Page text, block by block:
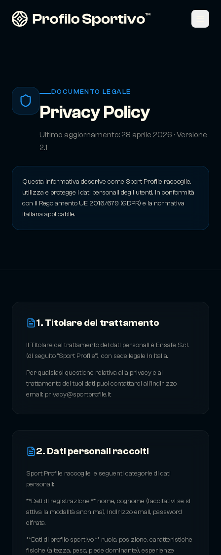
Recensioni
DOCUMENTO LEGALE
Privacy Policy
Ultimo aggiornamento: 28 aprile 2026 · Versione
2.1
Questa informativa descrive come Sport Profile raccoglie,
utilizza e protegge i dati personali degli utenti, in conformità
con il Regolamento UE 2016/679 (GDPR) e la normativa
italiana applicabile.
1. Titolare del trattamento
Il Titolare del trattamento dei dati personali è Ensafe S.r.l.
(di seguito "Sport Profile"), con sede legale in Italia.
Per qualsiasi questione relativa alla privacy e al
trattamento dei tuoi dati puoi contattarci all'indirizzo
email: privacy@sportprofile.it
2. Dati personali raccolti
Sport Profile raccoglie le seguenti categorie di dati
personali:
**Dati di registrazione:** nome, cognome (facoltativi se si
attiva la modalità anonima), indirizzo email, password
cifrata.
**Dati di profilo sportivo:** ruolo, posizione, caratteristiche
fisiche (altezza, peso, piede dominante), esperienze